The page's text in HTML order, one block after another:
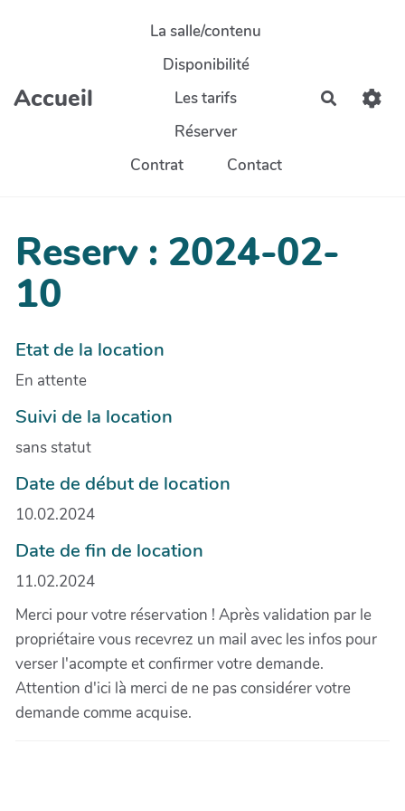
Aller au contenu principal
Accueil
La salle/contenu
Disponibilité
Les tarifs
Réserver
Contrat
Contact
Reserv : 2024-02-
10
Etat de la location
En attente
Suivi de la location
sans statut
Date de début de location
10.02.2024
Date de fin de location
11.02.2024
Merci pour votre réservation ! Après validation par le
propriétaire vous recevrez un mail avec les infos pour
verser l'acompte et confirmer votre demande.
Attention d'ici là merci de ne pas considérer votre
demande comme acquise.